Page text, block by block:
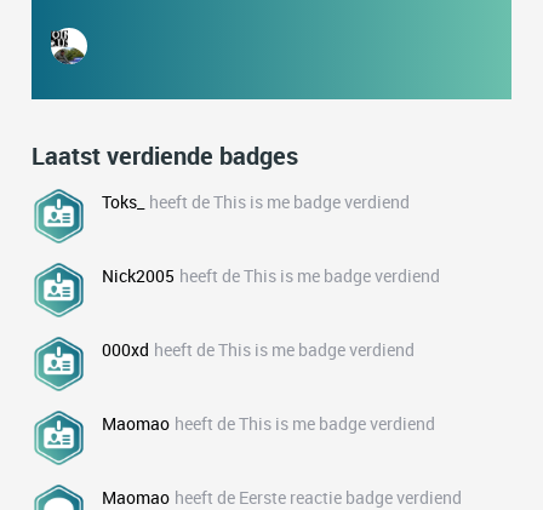
Laatst verdiende badges
Toks_ heeft de This is me badge verdiend
Nick2005 heeft de This is me badge verdiend
000xd heeft de This is me badge verdiend
Maomao heeft de This is me badge verdiend
Maomao heeft de Eerste reactie badge verdiend